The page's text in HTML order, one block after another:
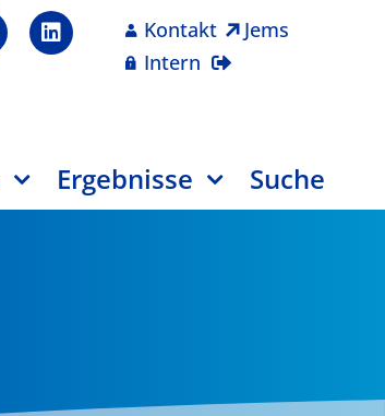
Kontakt
Jems
Intern
Ergebnisse Suche